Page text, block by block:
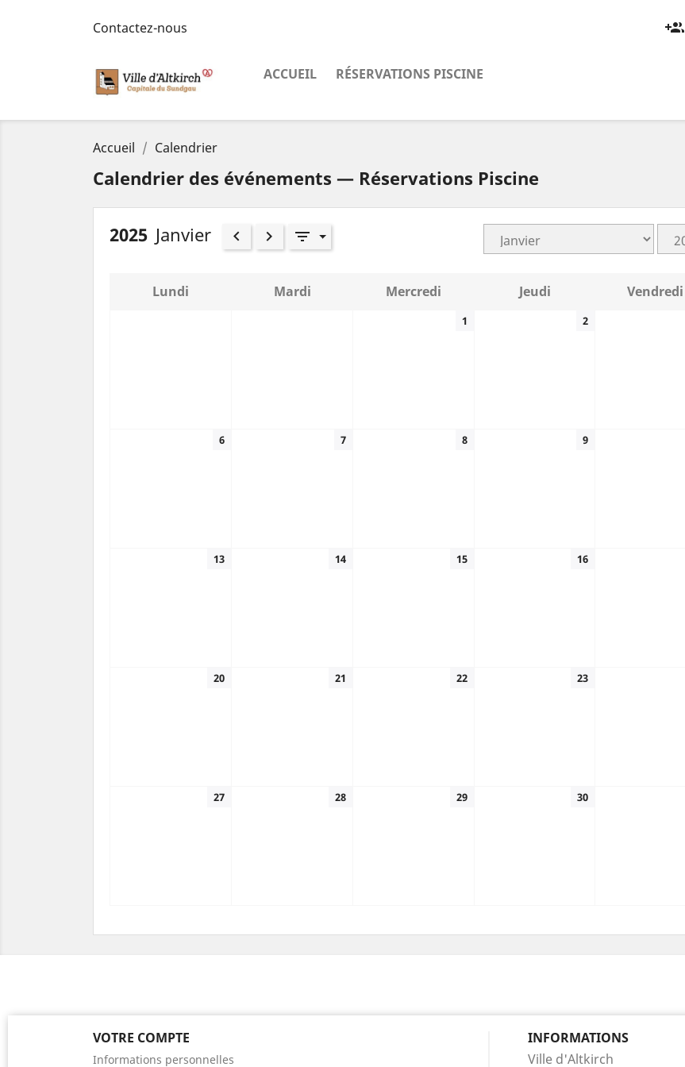
Contactez-nous group_add
ACCUEIL RÉSERVATIONS PISCINE
Accueil Calendrier
Calendrier des événements — Réservations Piscine
2025 Janvier keyboard_arrow_left keyboard_arrow_right filter_list
Lundi Mardi Mercredi Jeudi Vendredi
1 2
6 7 8 9
13 14 15 16
20 21 22 23
27 28 29 30
VOTRE COMPTE
Informations personnelles
INFORMATIONS
Ville d'Altkirch